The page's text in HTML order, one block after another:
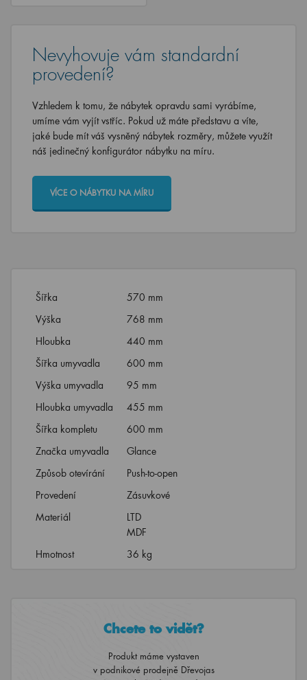
Nevyhovuje vám standardní
provedení?
Vzhledem k tomu, že nábytek opravdu sami vyrábíme,
umíme vám vyjít vstříc. Pokud už máte představu a víte,
jaké bude mít váš vysněný nábytek rozměry, můžete využít
náš jedinečný konfigurátor nábytku na míru.
VÍCE O NÁBYTKU NA MÍRU
Šířka
570 mm
Výška
768 mm
Hloubka
440 mm
Šířka umyvadla
600 mm
Výška umyvadla
95 mm
Hloubka umyvadla
455 mm
Šířka kompletu
600 mm
Značka umyvadla
Glance
Způsob otevírání
Push-to-open
Provedení
Zásuvkové
Materiál
LTD
MDF
Hmotnost
36 kg
Chcete to vidět?
Produkt máme vystaven
v podnikové prodejně Dřevojas